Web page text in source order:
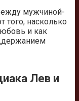
мужчиной-
насколько
и как
Лев и